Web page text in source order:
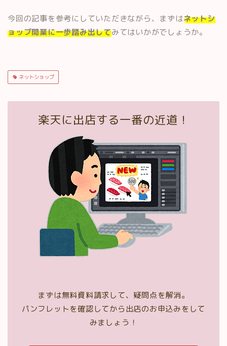
今回の記事を参考にしていただきながら、まずはネットシ
ョップ開業に一歩踏み出してみてはいかがでしょうか。
ネットショップ
楽天に出店する一番の近道！
まずは無料資料請求して、疑問点を解消。
パンフレットを確認してから出店のお申込みをして
みましょう！